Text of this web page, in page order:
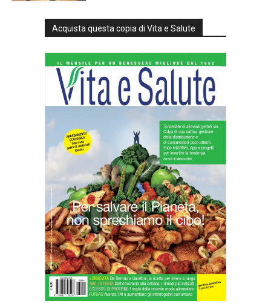
Acquista questa copia di Vita e Salute